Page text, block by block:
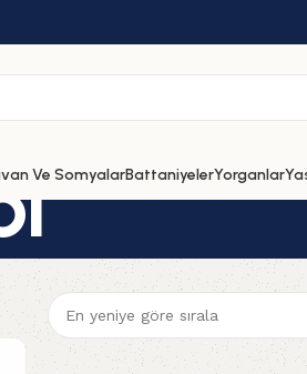
Ve SomyalarBattaniyelerYorganlar